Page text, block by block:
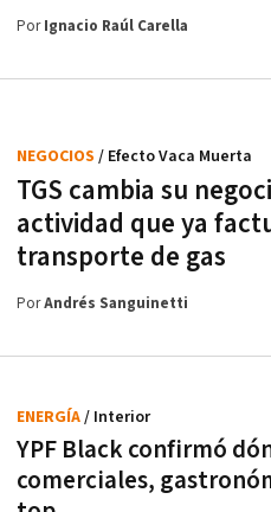
PorIgnacio Raúl Carella
TGS cambia su
actividad que ya
transporte de gas
NEGOCIOS / Efecto Vaca Muerta
PorAndrés Sanguinetti
YPF Black confirmó
comerciales,
ENERGÍA/ Interior